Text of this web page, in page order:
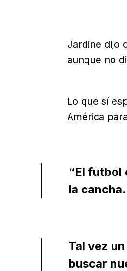
Jardine dijo
aunque no
Lo que sí
América
“El futbol
la cancha.
Tal vez
buscar